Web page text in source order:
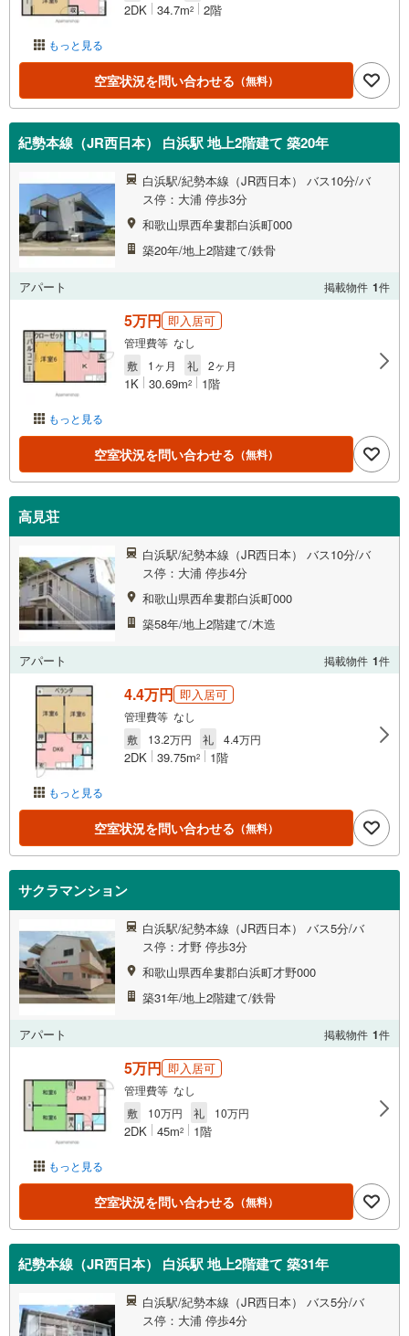
もっと見る
2DK 34.7m2 2階
空室状況を問い合わせる （無料）
紀勢本線（JR西日本） 白浜駅 地上2階建て 築20年
白浜駅/紀勢本線（JR西日本） バス10分/バ
ス停：大浦 停歩3分
和歌山県西牟婁郡白浜町000
築20年/地上2階建て/鉄骨
アパート 掲載物件 1件
もっと見る
5万円 即入居可
管理費等 なし
敷
1ヶ月 礼 2ヶ月
1K 30.69m2 1階
空室状況を問い合わせる （無料）
高見荘
白浜駅/紀勢本線（JR西日本） バス10分/バ
ス停：大浦 停歩4分
和歌山県西牟婁郡白浜町000
築58年/地上2階建て/木造
アパート 掲載物件 1件
もっと見る
4.4万円 即入居可
管理費等 なし
敷
13.2万円 礼 4.4万円
2DK 39.75m2 1階
空室状況を問い合わせる （無料）
サクラマンション
白浜駅/紀勢本線（JR西日本） バス5分/バ
ス停：才野 停歩3分
和歌山県西牟婁郡白浜町才野000
築31年/地上2階建て/鉄骨
アパート 掲載物件 1件
もっと見る
5万円 即入居可
管理費等 なし
敷
10万円 礼 10万円
2DK 45m2 1階
空室状況を問い合わせる （無料）
紀勢本線（JR西日本） 白浜駅 地上2階建て 築31年
白浜駅/紀勢本線（JR西日本） バス5分/バ
ス停：大浦 停歩4分